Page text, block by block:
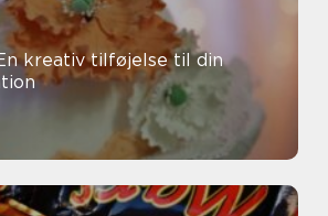
kreativ tilføjelse til din